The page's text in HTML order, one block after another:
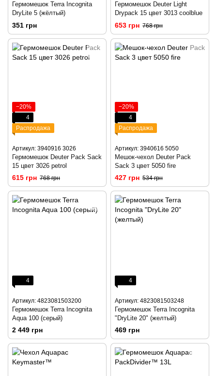
Гермомешок Terra Incognita
DryLite 5 (жёлтый)
351 грн
Гермомешок Deuter Light
Drypack 15 цвет 3013 coolblue
653 грн 768 грн
−20%
4
Распродажа
Артикул: 3940916 3026
Гермомешок Deuter Pack Sack
15 цвет 3026 petrol
615 грн 768 грн
−20%
4
Распродажа
Артикул: 3940616 5050
Мешок-чехол Deuter Pack
Sack 3 цвет 5050 fire
427 грн 534 грн
4
Артикул: 4823081503200
Гермомешок Terra Incognita
Aqua 100 (серый)
2 449 грн
4
Артикул: 4823081503248
Гермомешок Terra Incognita
"DryLite 20" (желтый)
469 грн